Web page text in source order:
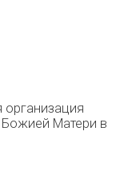
организация
Божией Матери в